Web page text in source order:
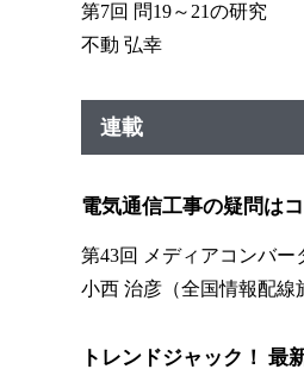
第7回 問19～21の研究
不動 弘幸
連載
電気通信工事の疑問は
第43回 メディアコンバ
小西 治彦（全国情報配線
トレンドジャック！ 最